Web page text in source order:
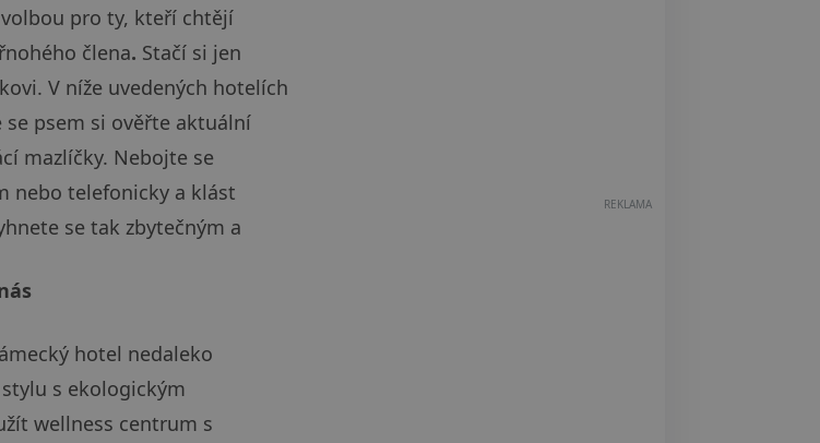
pro ty, kteří chtějí
člena. Stačí si jen
V níže uvedených hotelích
psem si ověřte aktuální
mazlíčky. Nebojte se
nebo telefonicky a klást
se tak zbytečným a
hotel nedaleko
s ekologickým
wellness centrum s